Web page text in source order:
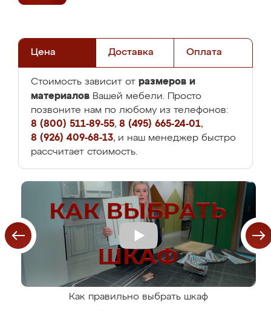
Цена Доставка Оплата
Стоимость зависит от размеров и
материалов Вашей мебели. Просто
позвоните нам по любому из телефонов:
8 (800) 511-89-55, 8 (495) 665-24-01,
8 (926) 409-68-13, и наш менеджер быстро
рассчитает стоимость.
Как правильно выбрать шкаф